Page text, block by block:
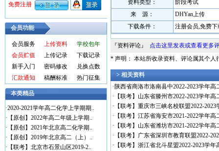
会员功能
会员服务 上传资料
学校包年
会员贮值
上传记录
下载记录
新手入门
密码修改
兑换点数
汇款通知
稿酬标准 热门征集
本类精品
·2020-2021学年高二化学上学期期..
· 【原创】2022年高二年级上学期..
· 【原创】2021年北京高二化学期..
· 【原创】2019年北京高二（上）..
· 【联考】北京市石景山区2019-2..
资料类型：
阶段考试
来 源：
DHYan上传
下载条件：
注册会员,免费下
『资料评论』 点击这里发表或查看更多
* 声明： 本站所收录资料、评论属其个人
> 相关资料
·陕西省商洛市洛南县中2022-2023学年
· 【联考】山东省滕州市2022-2023学年
· 【联考】重庆市三峡名校联盟2022-
· 【联考】江苏省海安市2021-2022学年
· 【联考】山东省潍坊市2021-2022学年
· 【联考】广东省深圳市教育联盟2022-
· 【联考】浙江省北斗星盟2022-2023学